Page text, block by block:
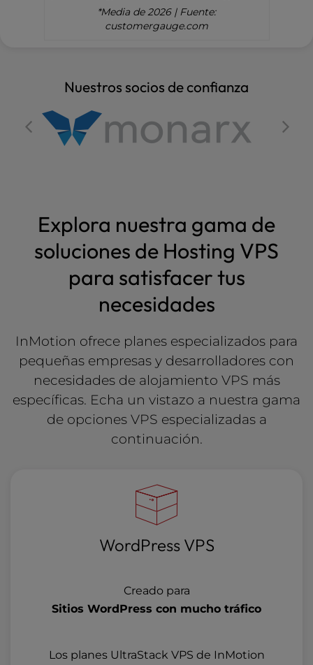
*Media de 2026 | Fuente:
customergauge.com
Nuestros socios de confianza
Explora nuestra gama de
soluciones de Hosting VPS
para satisfacer tus
necesidades
InMotion ofrece planes especializados para
pequeñas empresas y desarrolladores con
necesidades de alojamiento VPS más
específicas. Echa un vistazo a nuestra gama
de opciones VPS especializadas a
continuación.
WordPress VPS
Creado para
Sitios WordPress con mucho tráfico
Los planes UltraStack VPS de InMotion